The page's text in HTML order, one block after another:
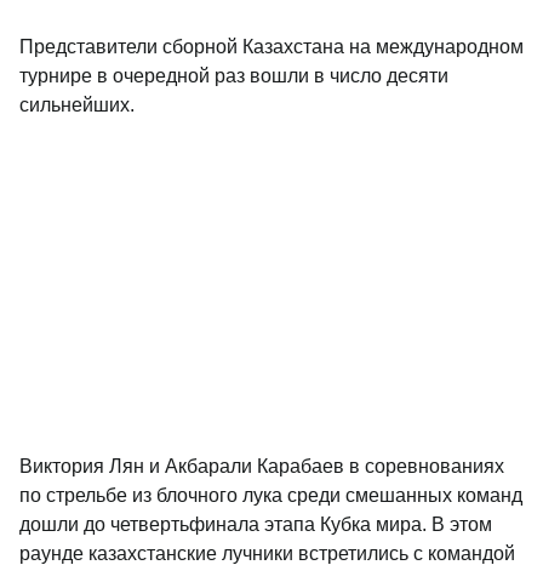
Представители сборной Казахстана на международном
турнире в очередной раз вошли в число десяти
сильнейших.
Виктория Лян и Акбарали Карабаев в соревнованиях
по стрельбе из блочного лука среди смешанных команд
дошли до четвертьфинала этапа Кубка мира. В этом
раунде казахстанские лучники встретились с командой